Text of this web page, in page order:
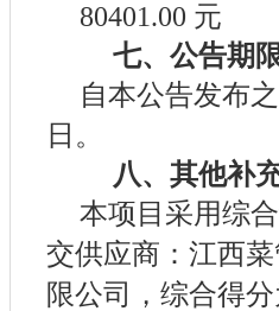
80401.00 元
七、公告期
自本公告发布
日。
八、其他补
本项目采用综
交供应商：江西
限公司，综合得